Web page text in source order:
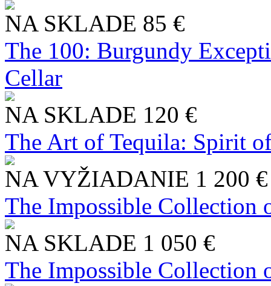
NA SKLADE 85 €
The 100: Burgundy
Cellar
NA SKLADE 120 €
The Art of Tequila: Spirit
NA VYŽIADANIE 1 200 €
The Impossible Collection
NA SKLADE 1 050 €
The Impossible Collection